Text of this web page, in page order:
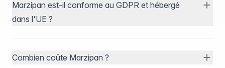
Marzipan est-il conforme au GDPR et hébergé
dans l'UE ?
Combien coûte Marzipan ?